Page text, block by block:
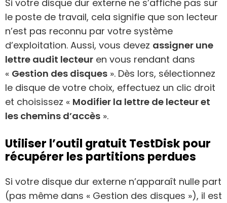
Si votre disque dur externe ne s’affiche pas sur
le poste de travail, cela signifie que son lecteur
n’est pas reconnu par votre système
d’exploitation. Aussi, vous devez assigner une
lettre audit lecteur en vous rendant dans
« Gestion des disques ». Dès lors, sélectionnez
le disque de votre choix, effectuez un clic droit
et choisissez « Modifier la lettre de lecteur et
les chemins d’accès ».
Utiliser l’outil gratuit TestDisk pour
récupérer les partitions perdues
Si votre disque dur externe n’apparaît nulle part
(pas même dans « Gestion des disques »), il est